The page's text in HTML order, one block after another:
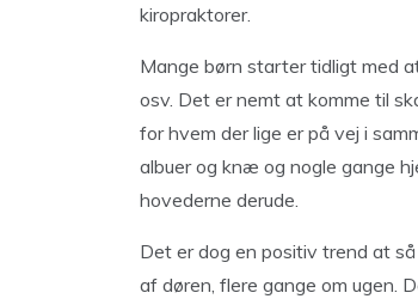
kiropraktorer.
Mange børn starter tidligt med
osv. Det er nemt at komme til
for hvem der lige er på vej i
albuer og knæ og nogle gange
hovederne derude.
Det er dog en positiv trend at
af døren, flere gange om ugen.